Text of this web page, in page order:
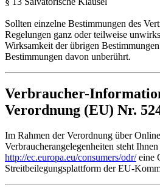
Sollten einzelne Bestimmungen des
Regelungen ganz oder teilweise
Wirksamkeit der übrigen
Bestimmungen davon unberührt.
Verbraucher-
Verordnung (EU) Nr.
Im Rahmen der Verordnung über
Verbraucherangelegenheiten steht
http://ec.europa.eu/consumers/odr/eine
Streitbeilegungsplattform der EU-